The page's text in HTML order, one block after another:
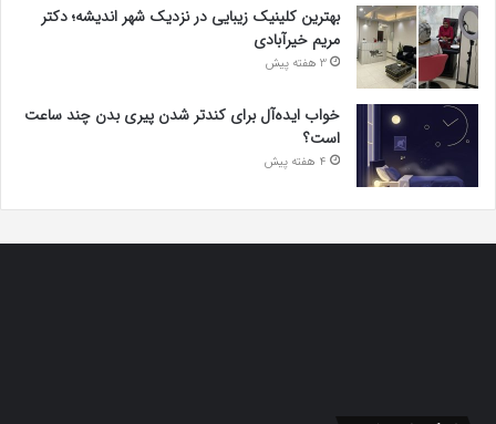
بهترین کلینیک زیبایی در نزدیک شهر اندیشه؛ دکتر
مریم خیرآبادی
3 هفته پیش
خواب ایده‌آل برای کندتر شدن پیری بدن چند ساعت
است؟
4 هفته پیش